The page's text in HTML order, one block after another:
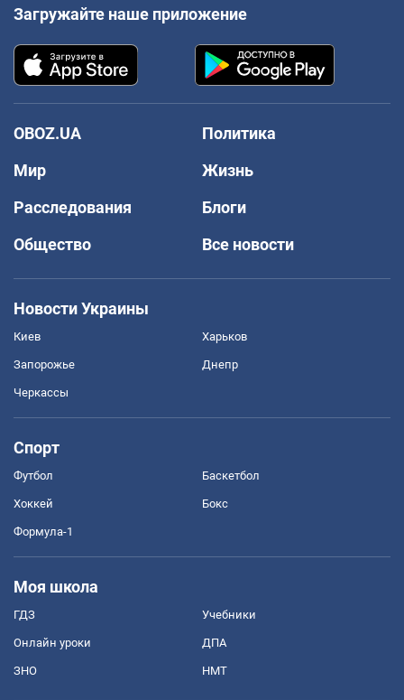
Загружайте наше приложение
OBOZ.UA
Политика
Мир
Жизнь
Расследования
Блоги
Общество
Все новости
Новости Украины
Киев Харьков
Запорожье Днепр
Черкассы
Спорт
Футбол Баскетбол
Хоккей Бокс
Формула-1
Моя школа
ГДЗ Учебники
Онлайн уроки ДПА
ЗНО НМТ